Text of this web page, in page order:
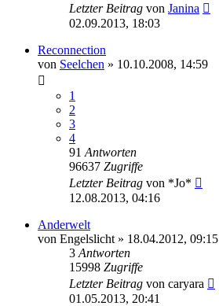
Letzter Beitrag von Janina
02.09.2013, 18:03
Reconnection
von Seelchen » 10.10.2008, 14:59
1
2
3
4
91 Antworten
96637 Zugriffe
Letzter Beitrag von *Jo*
12.08.2013, 04:16
Anderwelt
von Engelslicht » 18.04.2012, 09:15
3 Antworten
15998 Zugriffe
Letzter Beitrag von caryara
01.05.2013, 20:41